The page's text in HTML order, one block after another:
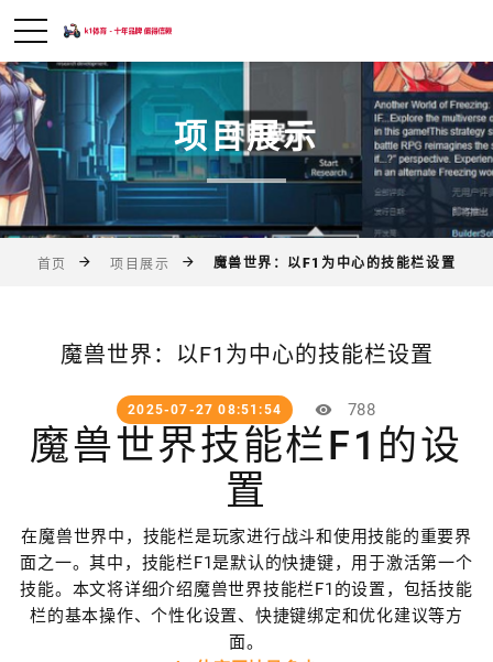
项目展示
首页 项目展示 魔兽世界：以F1为中心的技能栏设置
魔兽世界：以F1为中心的技能栏设置
2025-07-27 08:51:54 788
魔兽世界技能栏F1的设
置
在魔兽世界中，技能栏是玩家进行战斗和使用技能的重要界
面之一。其中，技能栏F1是默认的快捷键，用于激活第一个
技能。本文将详细介绍魔兽世界技能栏F1的设置，包括技能
栏的基本操作、个性化设置、快捷键绑定和优化建议等方
面。